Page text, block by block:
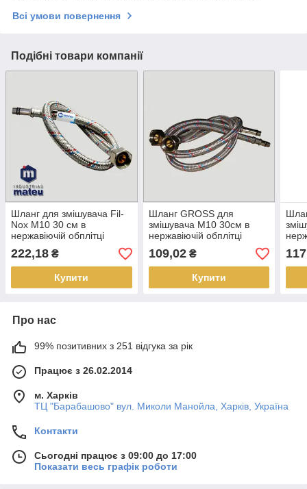
Всі умови повернення
Подібні товари компанії
Шланг для змішувача Fil-
Nox М10 30 см в
нержавіючій обплітці
(пара)
222,18 ₴
Купити
Шланг GROSS для
змішувача М10 30см в
нержавіючій обплітці
(пара)
109,02₴
Купити
Про нас
99% позитивних з 251 відгука за рік
Працює з 26.02.2014
м. Харків
ТЦ "Барабашово" вул. Миколи Манойла, Харків, Україна
Контакти
Сьогодні працює з 09:00 до 17:00
Показати весь графік роботи